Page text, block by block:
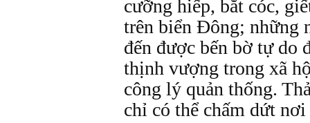
cưỡng hiếp, bắt cóc,
trên biển Ðông; những
đến được bến bờ tự do
thịnh vượng trong xã
công lý quản thống.
chỉ có thể chấm dứt